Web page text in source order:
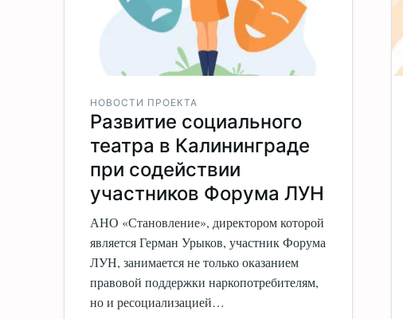
НОВОСТИ ПРОЕКТА
Развитие социального
театра в Калининграде
при содействии
участников Форума ЛУН
АНО «Становление», директором которой
является Герман Урыков, участник Форума
ЛУН, занимается не только оказанием
правовой поддержки наркопотребителям,
но и ресоциализацией…